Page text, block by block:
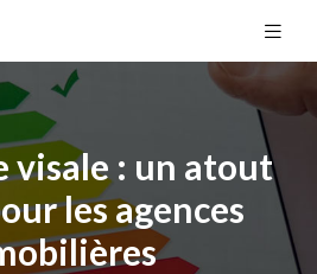
visale : un atout
les agences